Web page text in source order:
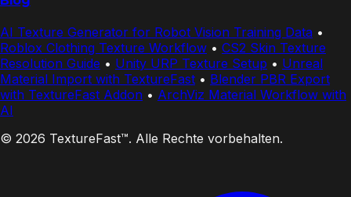
AI Texture Generator for Robot Vision Training Data •
Roblox Clothing Texture Workflow • CS2 Skin Texture
Resolution Guide • Unity URP Texture Setup • Unreal
Material Import with TextureFast • Blender PBR Export
with TextureFast Addon • ArchViz Material Workflow with
AI
© 2026 TextureFast™. Alle Rechte vorbehalten.